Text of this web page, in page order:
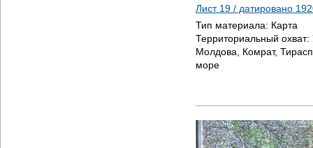
Лист 19 / датировано
Тип материала: Карта
Территориальный охват:
Молдова, Комрат,
море